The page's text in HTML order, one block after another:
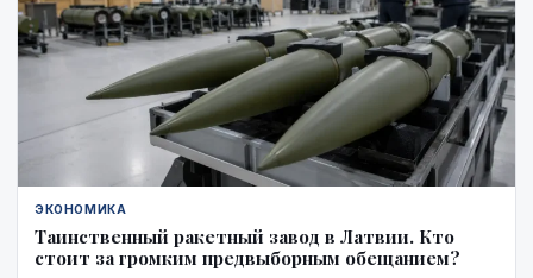
ЭКОНОМИКА
Таинственный ракетный завод в Латвии. Кто
стоит за громким предвыборным обещанием?